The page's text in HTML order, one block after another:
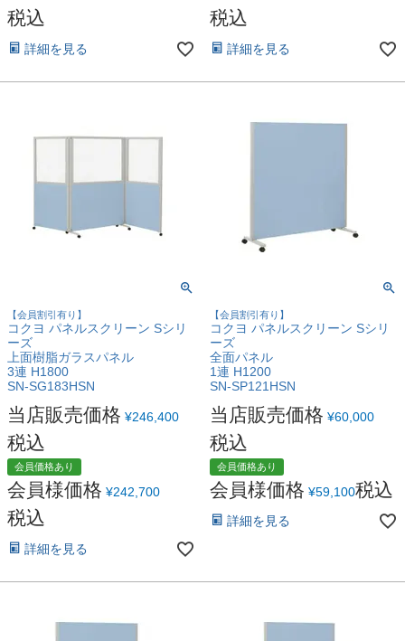
税込
詳細を見る
税込
詳細を見る
【会員割引有り】
コクヨ パネルスクリーン Sシリ
ーズ
上面樹脂ガラスパネル
3連 H1800
SN-SG183HSN
当店販売価格 ¥246,400
税込
会員価格あり
会員様価格 ¥242,700
税込
詳細を見る
【会員割引有り】
コクヨ パネルスクリーン Sシリ
ーズ
全面パネル
1連 H1200
SN-SP121HSN
当店販売価格 ¥60,000
税込
会員価格あり
会員様価格 ¥59,100税込
詳細を見る